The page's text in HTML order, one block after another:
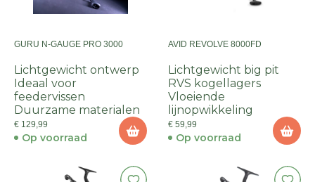
GURU N-GAUGE PRO 3000
Lichtgewicht ontwerp
Ideaal voor
feedervissen
Duurzame materialen
€ 129,99
Op voorraad
AVID REVOLVE 8000FD
Lichtgewicht big pit
RVS kogellagers
Vloeiende
lijnopwikkeling
€ 59,99
Op voorraad